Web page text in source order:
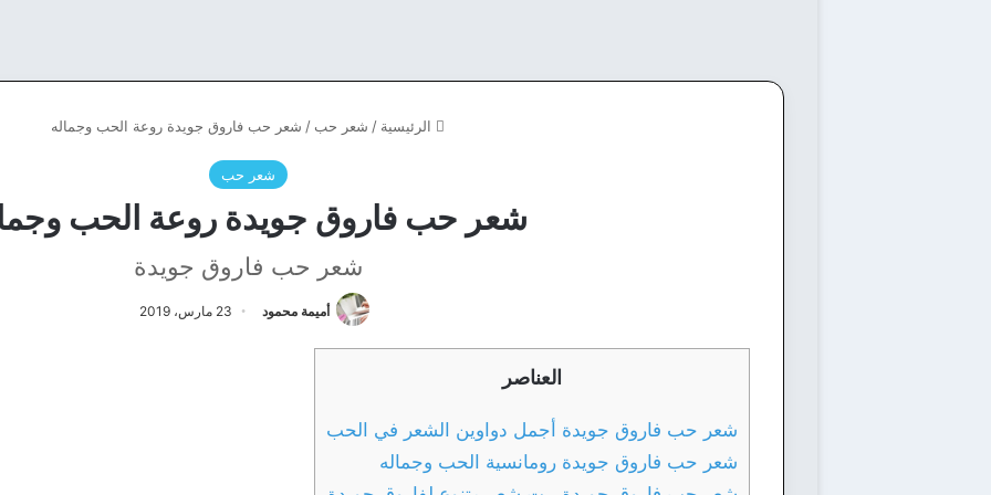
الرئيسية / شعر حب / شعر حب فاروق جويدة روعة الحب وجماله
شعر حب
شعر حب فاروق جويدة روعة الحب
شعر حب فاروق جويدة
أميمة محمود 23 مارس، 2019
العناصر
شعر حب فاروق جويدة أجمل دواوين الشعر في الحب
شعر حب فاروق جويدة رومانسية الحب وجماله